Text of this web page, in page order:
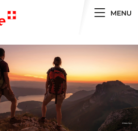
Toggle
MENU